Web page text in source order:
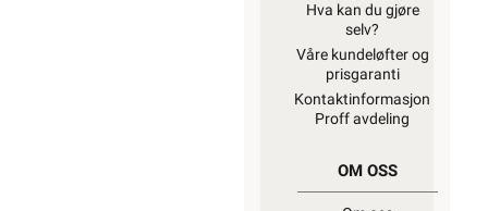
Hva kan du gjøre
selv?
Våre kundeløfter og
prisgaranti
Kontaktinformasjon
Proff avdeling
OM OSS